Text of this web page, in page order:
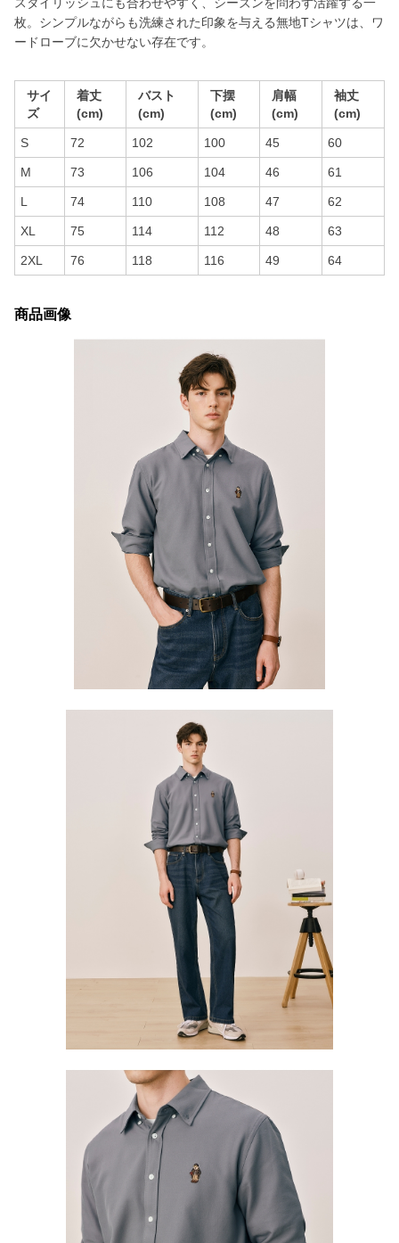
枚。シンプルながらも洗練された印象を与える無地Tシャツは、ワ
ードローブに欠かせない存在です。
サイ
ズ
着丈
(cm)
バスト
(cm)
下摆
(cm)
肩幅
(cm)
袖丈
(cm)
S 72 102 100 45 60
M 73 106 104 46 61
L 74 110 108 47 62
XL 75 114 112 48 63
2XL 76 118 116 49 64
商品画像